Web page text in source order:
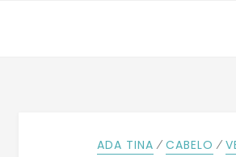
ADA TINA ⁄ CABELO ⁄